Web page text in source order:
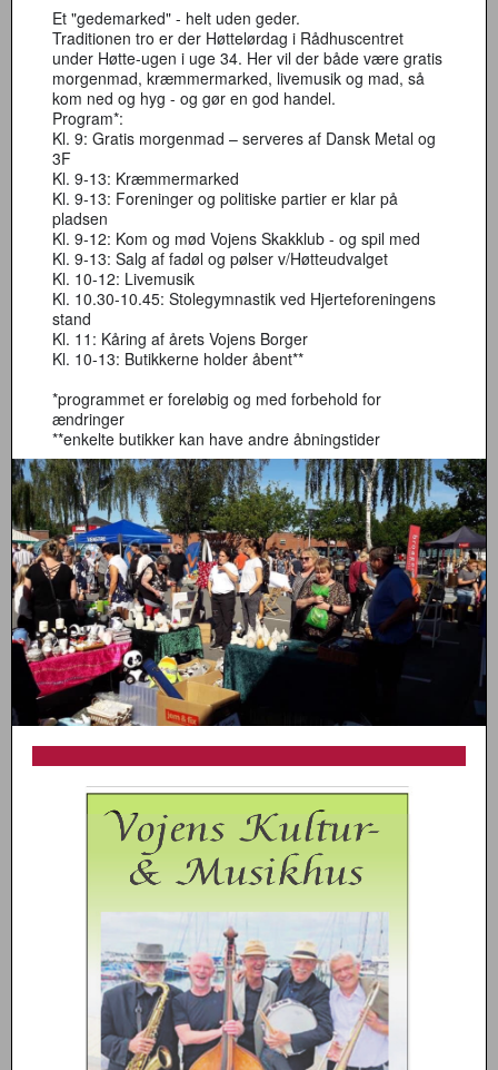
Et "gedemarked" - helt uden geder.
Traditionen tro er der Høttelørdag i Rådhuscentret
under Høtte-ugen i uge 34. Her vil der både være gratis
morgenmad, kræmmermarked, livemusik og mad, så
kom ned og hyg - og gør en god handel.
Program*:
Kl. 9: Gratis morgenmad – serveres af Dansk Metal og
3F
Kl. 9-13: Kræmmermarked
Kl. 9-13: Foreninger og politiske partier er klar på
pladsen
Kl. 9-12: Kom og mød Vojens Skakklub - og spil med
Kl. 9-13: Salg af fadøl og pølser v/Høtteudvalget
Kl. 10-12: Livemusik
Kl. 10.30-10.45: Stolegymnastik ved Hjerteforeningens
stand
Kl. 11: Kåring af årets Vojens Borger
Kl. 10-13: Butikkerne holder åbent**
*programmet er foreløbig og med forbehold for
ændringer
**enkelte butikker kan have andre åbningstider